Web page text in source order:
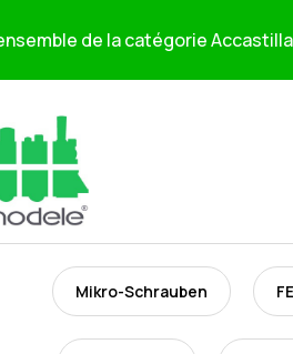
de la catégorie
Mikro-Schrauben